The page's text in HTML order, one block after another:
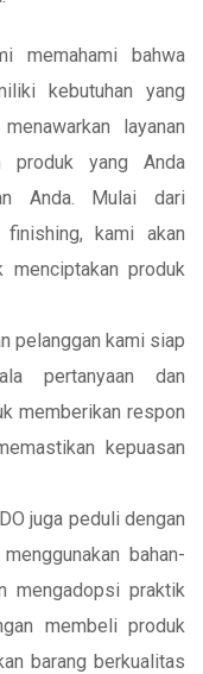
memahami bahwa
kebutuhan yang
layanan
produk yang Anda
Anda. Mulai dari
kami akan
menciptakan produk
pelanggan kami siap
pertanyaan dan
memberikan respon
kepuasan
juga peduli dengan
bahan-
mengadopsi praktik
membeli produk
barang berkualitas